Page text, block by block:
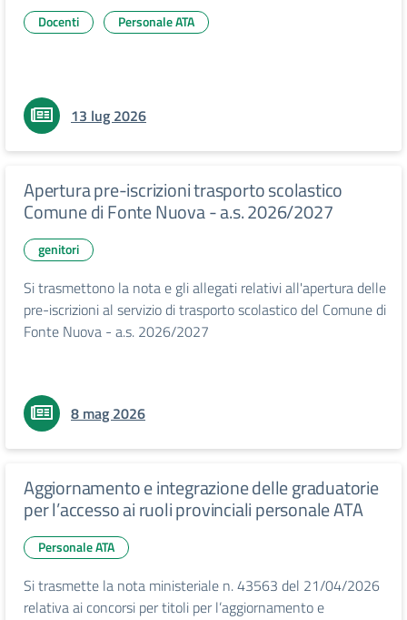
Docenti Personale ATA
13 lug 2026
Apertura pre-iscrizioni trasporto scolastico
Comune di Fonte Nuova - a.s. 2026/2027
genitori
Si trasmettono la nota e gli allegati relativi all'apertura delle
pre-iscrizioni al servizio di trasporto scolastico del Comune di
Fonte Nuova - a.s. 2026/2027
8 mag 2026
Aggiornamento e integrazione delle graduatorie
per l’accesso ai ruoli provinciali personale ATA
Personale ATA
Si trasmette la nota ministeriale n. 43563 del 21/04/2026
relativa ai concorsi per titoli per l’aggiornamento e